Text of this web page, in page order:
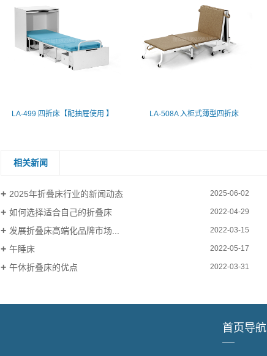
LA-499 四折床【配抽屉使用 】
LA-508A 入柜式薄型四折床
相关新闻
2025年折叠床行业的新闻动态 2025-06-02
如何选择适合自己的折叠床 2022-04-29
发展折叠床高端化品牌市场... 2022-03-15
午睡床 2022-05-17
午休折叠床的优点 2022-03-31
首页导航